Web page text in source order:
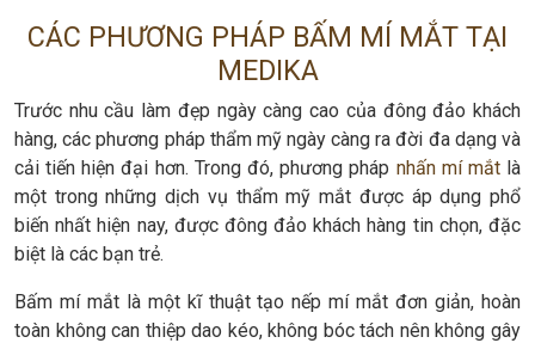
CÁC PHƯƠNG PHÁP BẤM MÍ MẮT TẠI
MEDIKA
Trước nhu cầu làm đẹp ngày càng cao của đông đảo khách
hàng, các phương pháp thẩm mỹ ngày càng ra đời đa dạng và
cải tiến hiện đại hơn. Trong đó, phương pháp nhấn mí mắtlà
một trong những dịch vụ thẩm mỹ mắt được áp dụng phổ
biến nhất hiện nay, được đông đảo khách hàng tin chọn, đặc
biệt là các bạn trẻ.
Bấm mí mắt là một kĩ thuật tạo nếp mí mắt đơn giản, hoàn
toàn không can thiệp dao kéo, không bóc tách nên không gây